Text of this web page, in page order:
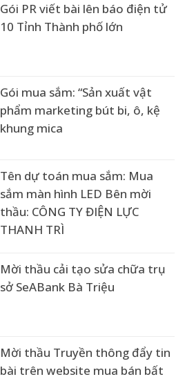
Gói PR viết bài lên báo điện tử
10 Tỉnh Thành phố lớn
Gói mua sắm: “Sản xuất vật
phẩm marketing bút bi, ô, kệ
khung mica
Tên dự toán mua sắm: Mua
sắm màn hình LED Bên mời
thầu: CÔNG TY ĐIỆN LỰC
THANH TRÌ
Mời thầu cải tạo sửa chữa trụ
sở SeABank Bà Triệu
Mời thầu Truyền thông đẩy tin
bài trên website mua bán bất